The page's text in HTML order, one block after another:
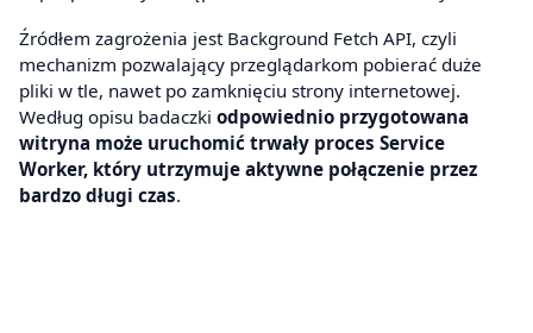
Źródłem zagrożenia jest Background Fetch API, czyli
mechanizm pozwalający przeglądarkom pobierać duże
pliki w tle, nawet po zamknięciu strony internetowej.
Według opisu badaczki odpowiednio przygotowana
witryna może uruchomić trwały proces Service
Worker, który utrzymuje aktywne połączenie przez
bardzo długi czas.